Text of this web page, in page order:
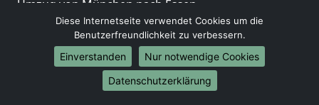
Umzug von München nach Essen
Umzug von München nach Bremen
Umzug von München nach Dresden
Umzug von München nach Hannover
Umzug von München nach Nürnberg
Umzug von München nach Duisburg
Diese Internetseite verwendet Cookies um die
Benutzerfreundlichkeit zu verbessern.
Einverstanden
Nur notwendige Cookies
Datenschutzerklärung